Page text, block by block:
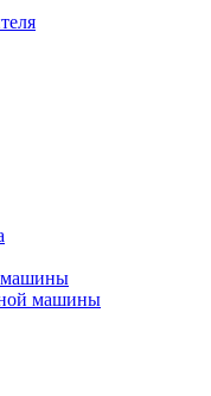
машины
машины